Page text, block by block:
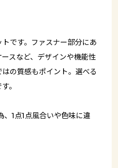
です。ファスナー部分にあ
スなど、デザインや機能性
の質感もポイント。選べる
。
1点1点風合いや色味に違